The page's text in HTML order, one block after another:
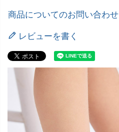
商品についてのお問い合わせ
レビューを書く